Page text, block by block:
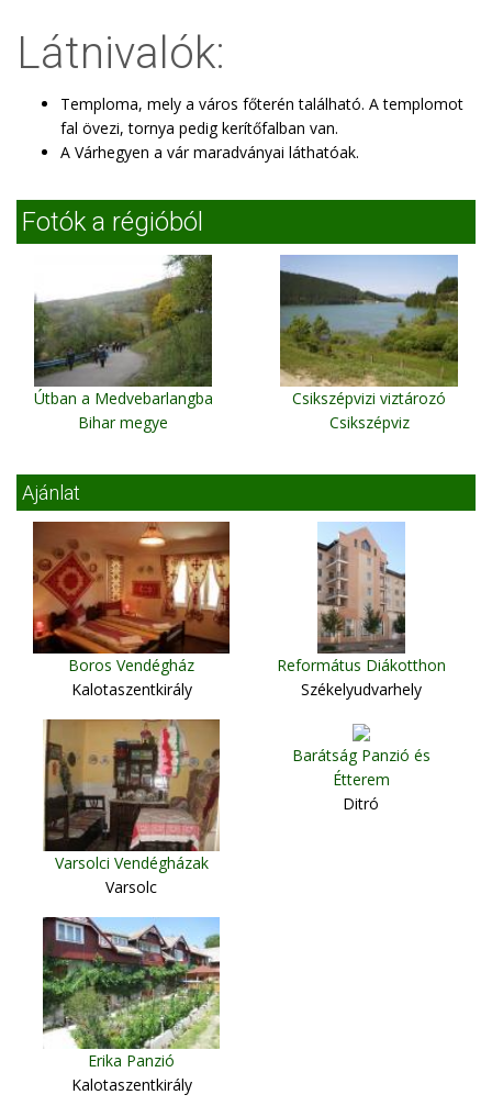
Látnivalók:
Temploma, mely a város főterén található. A templomot
fal övezi, tornya pedig kerítőfalban van.
A Várhegyen a vár maradványai láthatóak.
Fotók a régióból
Útban a Medvebarlangba
Bihar megye
Csikszépvizi viztározó
Csikszépviz
Ajánlat
Boros Vendégház
Kalotaszentkirály
Református Diákotthon
Székelyudvarhely
Varsolci Vendégházak
Varsolc
Barátság Panzió és
Étterem
Ditró
Erika Panzió
Kalotaszentkirály